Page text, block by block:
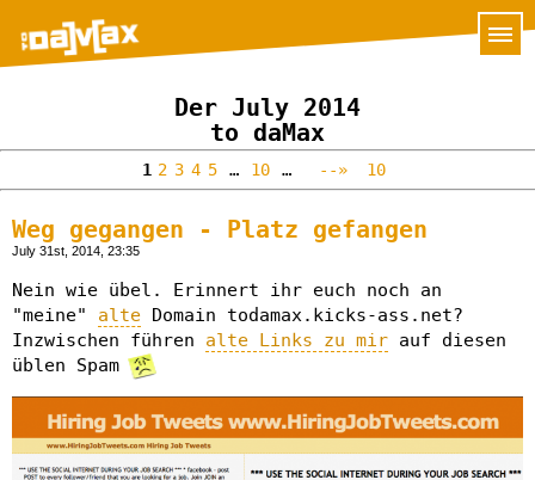
Der July 2014
to daMax
1 2 3 4 5 … 10 … --» 10
Weg gegangen - Platz gefangen
July 31st, 2014, 23:35
Nein wie übel. Erinnert ihr euch noch an
"meine" alte Domain todamax.kicks-ass.net?
Inzwischen führen alte Links zu mir auf diesen
üblen Spam